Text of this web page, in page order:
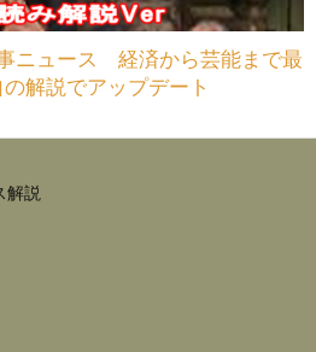
ニュース 経済から芸能まで最
解説でアップデート
サイド


解説